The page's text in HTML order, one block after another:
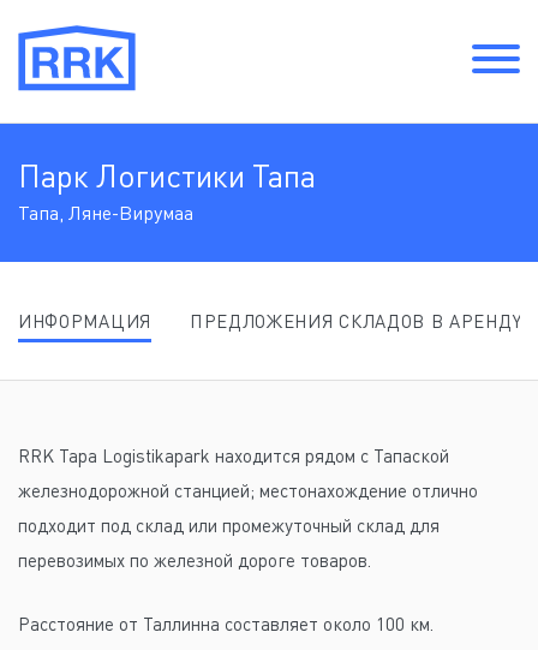
Парк Логистики Taпа
Тапа, Ляне-Bирумаа
ИНФОРМАЦИЯ ПРЕДЛОЖЕНИЯ СКЛАДОВ В АРЕНДY
RRK Tapa Logistikapark находится рядом с Тапаской
железнодорожной станцией; местонахождение отлично
подходит под склад или промежуточный склад для
перевозимых по железной дороге товаров.
Расстояние от Таллинна составляет около 100 км.